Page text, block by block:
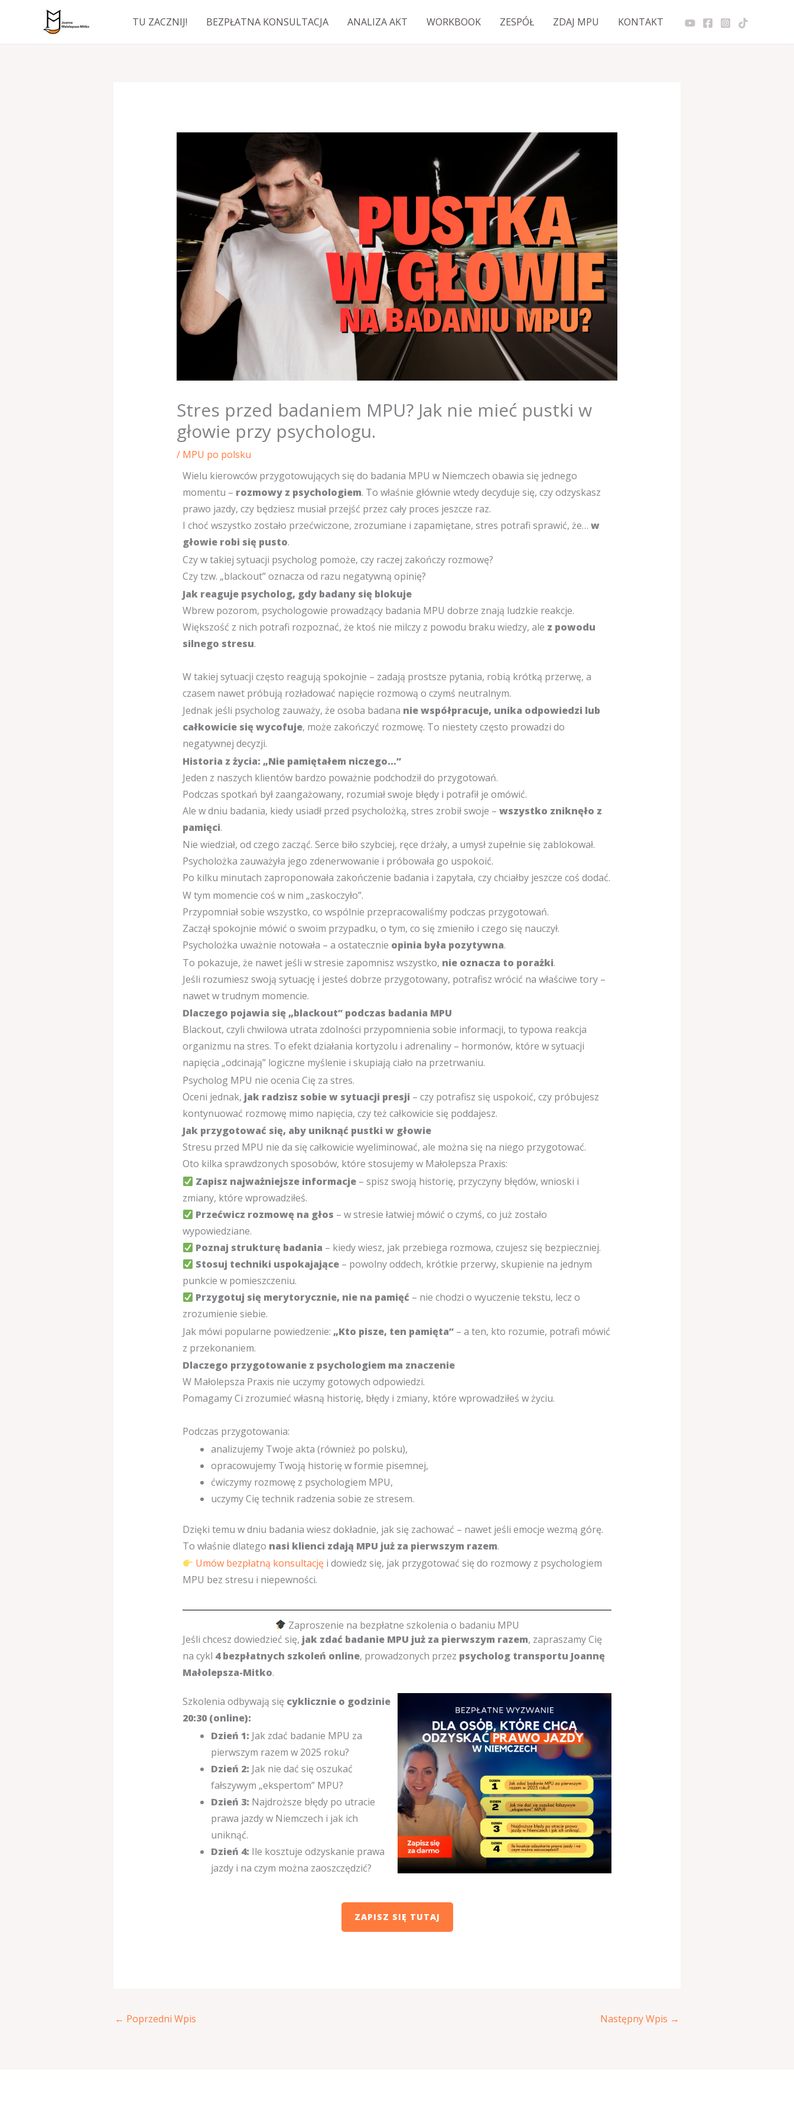
TU ZACZNIJ! BEZPŁATNA KONSULTACJA ANALIZA AKT WORKBOOK ZESPÓŁ ZDAJ MPU KONTAKT
Stres przed badaniem MPU? Jak nie mieć pustki w
głowie przy psychologu.
/ MPU po polsku
Wielu kierowców przygotowujących się do badania MPU w Niemczech obawia się jednego
momentu – rozmowy z psychologiem. To właśnie głównie wtedy decyduje się, czy odzyskasz
prawo jazdy, czy będziesz musiał przejść przez cały proces jeszcze raz.
I choć wszystko zostało przećwiczone, zrozumiane i zapamiętane, stres potrafi sprawić, że… w
głowie robi się pusto.
Czy w takiej sytuacji psycholog pomoże, czy raczej zakończy rozmowę?
Czy tzw. „blackout” oznacza od razu negatywną opinię?
Jak reaguje psycholog, gdy badany się blokuje
Wbrew pozorom, psychologowie prowadzący badania MPU dobrze znają ludzkie reakcje.
Większość z nich potrafi rozpoznać, że ktoś nie milczy z powodu braku wiedzy, ale z powodu
silnego stresu.
W takiej sytuacji często reagują spokojnie – zadają prostsze pytania, robią krótką przerwę, a
czasem nawet próbują rozładować napięcie rozmową o czymś neutralnym.
Jednak jeśli psycholog zauważy, że osoba badana nie współpracuje, unika odpowiedzi lub
całkowicie się wycofuje, może zakończyć rozmowę. To niestety często prowadzi do
negatywnej decyzji.
Historia z życia: „Nie pamiętałem niczego…”
Jeden z naszych klientów bardzo poważnie podchodził do przygotowań.
Podczas spotkań był zaangażowany, rozumiał swoje błędy i potrafił je omówić.
Ale w dniu badania, kiedy usiadł przed psycholożką, stres zrobił swoje – wszystko zniknęło z
pamięci.
Nie wiedział, od czego zacząć. Serce biło szybciej, ręce drżały, a umysł zupełnie się zablokował.
Psycholożka zauważyła jego zdenerwowanie i próbowała go uspokoić.
Po kilku minutach zaproponowała zakończenie badania i zapytała, czy chciałby jeszcze coś dodać.
W tym momencie coś w nim „zaskoczyło”.
Przypomniał sobie wszystko, co wspólnie przepracowaliśmy podczas przygotowań.
Zaczął spokojnie mówić o swoim przypadku, o tym, co się zmieniło i czego się nauczył.
Psycholożka uważnie notowała – a ostatecznie opinia była pozytywna.
To pokazuje, że nawet jeśli w stresie zapomnisz wszystko, nie oznacza to porażki.
Jeśli rozumiesz swoją sytuację i jesteś dobrze przygotowany, potrafisz wrócić na właściwe tory –
nawet w trudnym momencie.
Dlaczego pojawia się „blackout” podczas badania MPU
Blackout, czyli chwilowa utrata zdolności przypomnienia sobie informacji, to typowa reakcja
organizmu na stres. To efekt działania kortyzolu i adrenaliny – hormonów, które w sytuacji
napięcia „odcinają” logiczne myślenie i skupiają ciało na przetrwaniu.
Psycholog MPU nie ocenia Cię za stres.
Oceni jednak, jak radzisz sobie w sytuacji presji – czy potrafisz się uspokoić, czy próbujesz
kontynuować rozmowę mimo napięcia, czy też całkowicie się poddajesz.
Jak przygotować się, aby uniknąć pustki w głowie
Stresu przed MPU nie da się całkowicie wyeliminować, ale można się na niego przygotować.
Oto kilka sprawdzonych sposobów, które stosujemy w Małolepsza Praxis:
Zapisz najważniejsze informacje– spisz swoją historię, przyczyny błędów, wnioski i
zmiany, które wprowadziłeś.
Przećwicz rozmowę na głos – w stresie łatwiej mówić o czymś, co już zostało
wypowiedziane.
Poznaj strukturę badania – kiedy wiesz, jak przebiega rozmowa, czujesz się bezpieczniej.
Stosuj techniki uspokajające– powolny oddech, krótkie przerwy, skupienie na jednym
punkcie w pomieszczeniu.
Przygotuj się merytorycznie, nie na pamięć – nie chodzi o wyuczenie tekstu, lecz o
zrozumienie siebie.
Jak mówi popularne powiedzenie: „Kto pisze, ten pamięta”– a ten, kto rozumie, potrafi mówić
z przekonaniem.
Dlaczego przygotowanie z psychologiem ma znaczenie
W Małolepsza Praxis nie uczymy gotowych odpowiedzi.
Pomagamy Ci zrozumieć własną historię, błędy i zmiany, które wprowadziłeś w życiu.
Podczas przygotowania:
analizujemy Twoje akta (również po polsku),
opracowujemy Twoją historię w formie pisemnej,
ćwiczymy rozmowę z psychologiem MPU,
uczymy Cię technik radzenia sobie ze stresem.
Dzięki temu w dniu badania wiesz dokładnie, jak się zachować – nawet jeśli emocje wezmą górę.
To właśnie dlatego nasi klienci zdają MPU już za pierwszym razem.
Umów bezpłatną konsultacjęi dowiedz się, jak przygotować się do rozmowy z psychologiem
MPU bez stresu i niepewności.
Zaproszenie na bezpłatne szkolenia o badaniu MPU
Jeśli chcesz dowiedzieć się, jak zdać badanie MPU już za pierwszym razem, zapraszamy Cię
na cykl 4 bezpłatnych szkoleń online, prowadzonych przez psycholog transportu Joannę
Małolepsza-Mitko.
Szkolenia odbywają się cyklicznie o godzinie
20:30 (online):
Dzień 1: Jak zdać badanie MPU za
pierwszym razem w 2025 roku?
Dzień 2: Jak nie dać się oszukać
fałszywym „ekspertom” MPU?
Dzień 3: Najdroższe błędy po utracie
prawa jazdy w Niemczech i jak ich
uniknąć.
Dzień 4: Ile kosztuje odzyskanie prawa
jazdy i na czym można zaoszczędzić?
ZAPISZ SIĘ TUTAJ
← Poprzedni Wpis Następny Wpis →